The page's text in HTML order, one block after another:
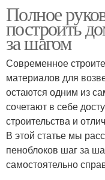
Полное
построить
за шагом
Современное
материалов для
остаются одним из
сочетают в себе
строительства и
В этой статье мы
пеноблоков шаг за
самостоятельно